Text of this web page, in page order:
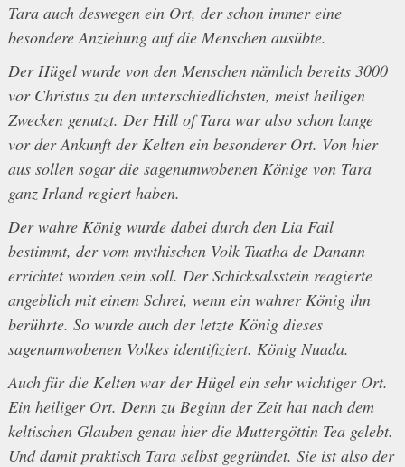
Tara auch deswegen ein Ort, der schon immer eine
besondere Anziehung auf die Menschen ausübte.
Der Hügel wurde von den Menschen nämlich bereits 3000
vor Christus zu den unterschiedlichsten, meist heiligen
Zwecken genutzt. Der Hill of Tara war also schon lange
vor der Ankunft der Kelten ein besonderer Ort. Von hier
aus sollen sogar die sagenumwobenen Könige von Tara
ganz Irland regiert haben.
Der wahre König wurde dabei durch den Lia Fail
bestimmt, der vom mythischen Volk Tuatha de Danann
errichtet worden sein soll. Der Schicksalsstein reagierte
angeblich mit einem Schrei, wenn ein wahrer König ihn
berührte. So wurde auch der letzte König dieses
sagenumwobenen Volkes identifiziert. König Nuada.
Auch für die Kelten war der Hügel ein sehr wichtiger Ort.
Ein heiliger Ort. Denn zu Beginn der Zeit hat nach dem
keltischen Glauben genau hier die Muttergöttin Tea gelebt.
Und damit praktisch Tara selbst gegründet. Sie ist also der